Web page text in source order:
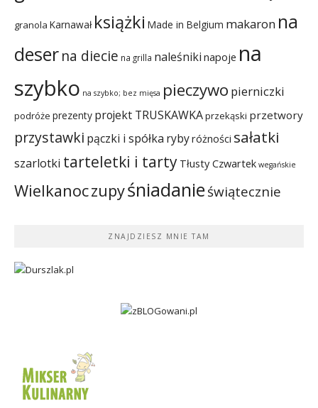
granola Karnawał książki Made in Belgium makaron na
deserna diecie na grilla naleśniki napoje na
szybko na szybko; bez mięsa pieczywo pierniczki
podróże prezenty projekt TRUSKAWKAprzekąski przetwory
przystawki pączki i spółka rybyróżności sałatki
szarlotki tarteletki i tarty Tłusty Czwartek wegańskie
Wielkanoczupyśniadanieświątecznie
ZNAJDZIESZ MNIE TAM